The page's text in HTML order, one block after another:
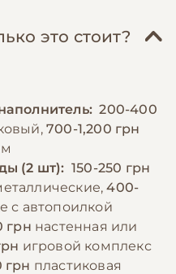
как эта порода
переносят
уделять
и времени для
рыбу (1-2
Бурманские
поэтому
размер
Свежая
постоянно,
местах
резких смен
меню продукты,
это стоит?
200-400
700-1,200 грн
(2 шт): 150-250 грн
400-
с автопоилкой
грн настенная или
игровой комплекс
грн пластиковая